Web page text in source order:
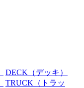
DECK （デッキ）
TRUCK （トラッ